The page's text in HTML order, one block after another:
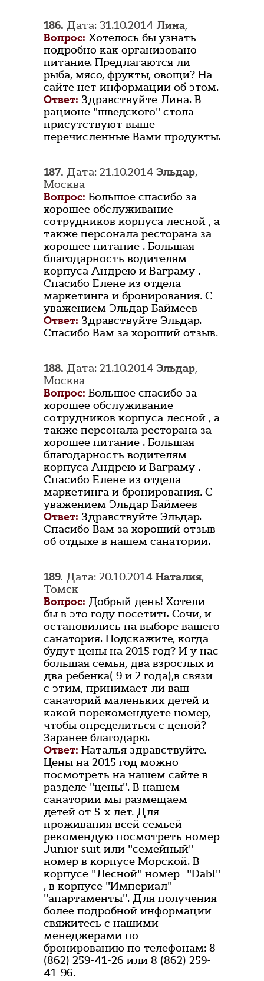
186. Дата: 31.10.2014 Лина,
Вопрос: Хотелось бы узнать
подробно как организовано
питание. Предлагаются ли
рыба, мясо, фрукты, овощи? На
сайте нет информации об этом.
Ответ: Здравствуйте Лина. В
рационе "шведского" стола
присутствуют выше
перечисленные Вами продукты.
187. Дата: 21.10.2014 Эльдар,
Москва
Вопрос: Большое спасибо за
хорошее обслуживание
сотрудников корпуса лесной , а
также персонала ресторана за
хорошее питание . Большая
благодарность водителям
корпуса Андрею и Ваграму .
Спасибо Елене из отдела
маркетинга и бронирования. С
уважением Эльдар Баймеев
Ответ: Здравствуйте Эльдар.
Спасибо Вам за хороший отзыв.
188. Дата: 21.10.2014 Эльдар,
Москва
Вопрос: Большое спасибо за
хорошее обслуживание
сотрудников корпуса лесной , а
также персонала ресторана за
хорошее питание . Большая
благодарность водителям
корпуса Андрею и Ваграму .
Спасибо Елене из отдела
маркетинга и бронирования. С
уважением Эльдар Баймеев
Ответ: Здравствуйте Эльдар.
Спасибо Вам за хороший отзыв
об отдыхе в нашем санатории.
189. Дата: 20.10.2014 Наталия,
Томск
Вопрос: Добрый день! Хотели
бы в это году посетить Сочи, и
остановились на выборе вашего
санатория. Подскажите, когда
будут цены на 2015 год? И у нас
большая семья, два взрослых и
два ребенка( 9 и 2 года),в связи
с этим, принимает ли ваш
санаторий маленьких детей и
какой порекомендуете номер,
чтобы определиться с ценой?
Заранее благодарю.
Ответ: Наталья здравствуйте.
Цены на 2015 год можно
посмотреть на нашем сайте в
разделе "цены". В нашем
санатории мы размещаем
детей от 5-х лет. Для
проживания всей семьей
рекомендую посмотреть номер
Junior suit или "семейный"
номер в корпусе Морской. В
корпусе "Лесной" номер- "Dabl"
, в корпусе "Империал"
"апартаменты". Для получения
более подробной информации
свяжитесь с нашими
менеджерами по
бронированию по телефонам: 8
(862) 259-41-26 или 8 (862) 259-
41-96.